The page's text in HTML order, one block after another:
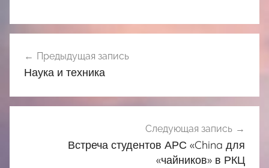
по
Предыдущая запись
Наука и техника
Следующая запись
Встреча студентов АРС «China для
«чайников» в РКЦ